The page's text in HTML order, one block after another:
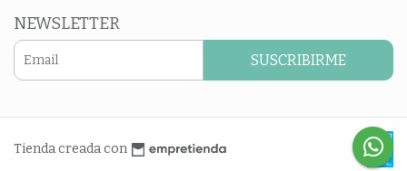
NEWSLETTER
SUSCRIBIRME
Tienda creada con